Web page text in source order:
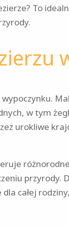
To
w tym
urokliwe
przyrody.
całej